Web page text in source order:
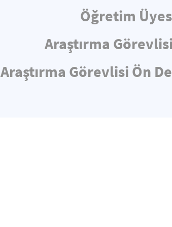
Öğretim
Araştırma
Araştırma Görevlisi Ön